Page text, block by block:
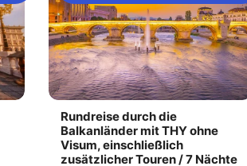
Rundreise durch die
Balkanländer mit THY ohne
Visum, einschließlich
zusätzlicher Touren / 7 Nächte